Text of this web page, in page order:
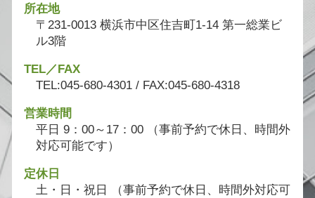
所在地
〒231-0013 横浜市中区住吉町1-14 第一総業ビ
ル3階
TEL／FAX
TEL:045-680-4301 / FAX:045-680-4318
営業時間
平日 9：00～17：00 （事前予約で休日、時間外
対応可能です）
定休日
土・日・祝日 （事前予約で休日、時間外対応可